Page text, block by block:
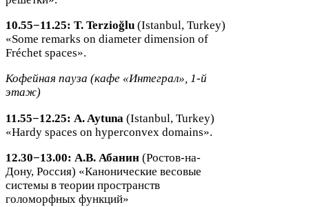
10.55−11.25: T. Terzioğlu (Istan­bul, Turkey)
«Some remarks on diam­e­ter dimen­sion of
Fréchet spaces».
Кофейная пауза (кафе «Интеграл», 1-​й
этаж)
11.55−12.25: A. Aytuna (Istan­bul, Turkey)
«Hardy spaces on hyper­con­vex domains».
12.30−13.00: А.В. Абанин (Ростов-​на-​
Дону, Россия) «Канонические весовые
системы в теории пространств
голоморфных функций»